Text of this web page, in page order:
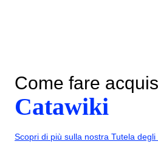
Come fare
Catawiki
Scopri di più sulla nostra Tutela